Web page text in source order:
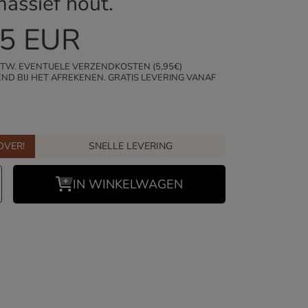
EUR
EVENTUELE VERZENDKOSTEN (5,95€)
BIJ HET AFREKENEN. GRATIS LEVERING VANAF
SNELLE LEVERING
IN WINKELWAGEN